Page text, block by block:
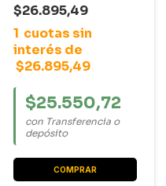
(42X82X36) S/ABS
$26.895,49
1 cuotas sin
interés de
$26.895,49
$25.550,72
con Transferencia o
depósito